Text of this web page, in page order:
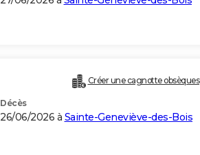
Créer une cagnotte obsèques
Décès
26/06/2026 à Sainte-Geneviève-des-Bois